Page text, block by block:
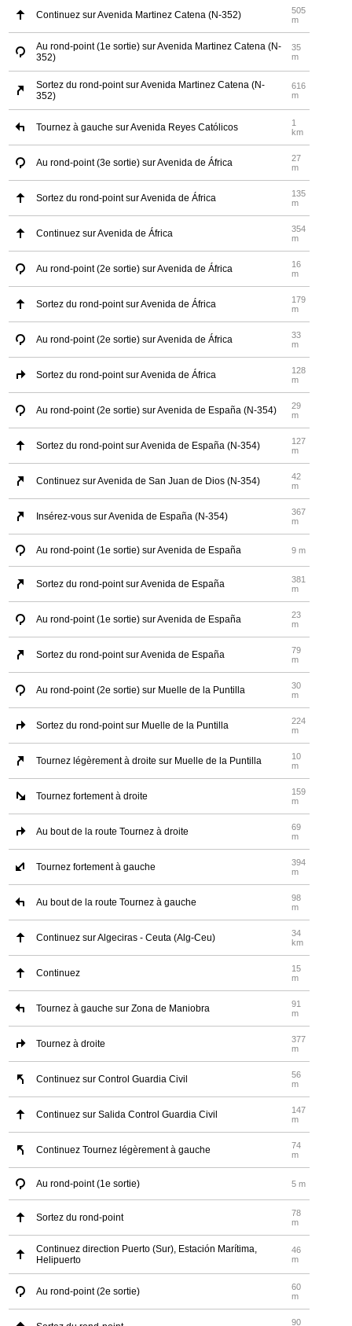
Continuez sur Avenida Martinez Catena (N-352)
505
m
Au rond-point (1e sortie) sur Avenida Martinez Catena (N-
352)
35
m
Sortez du rond-point sur Avenida Martinez Catena (N-
352)
616
m
Tournez à gauche sur Avenida Reyes Católicos
1
km
Au rond-point (3e sortie) sur Avenida de África
27
m
Sortez du rond-point sur Avenida de África
135
m
Continuez sur Avenida de África
354
m
Au rond-point (2e sortie) sur Avenida de África
16
m
Sortez du rond-point sur Avenida de África
179
m
Au rond-point (2e sortie) sur Avenida de África
33
m
Sortez du rond-point sur Avenida de África
128
m
Au rond-point (2e sortie) sur Avenida de España (N-354)
29
m
Sortez du rond-point sur Avenida de España (N-354)
127
m
Continuez sur Avenida de San Juan de Dios (N-354)
42
m
Insérez-vous sur Avenida de España (N-354)
367
m
Au rond-point (1e sortie) sur Avenida de España 9 m
Sortez du rond-point sur Avenida de España
381
m
Au rond-point (1e sortie) sur Avenida de España
23
m
Sortez du rond-point sur Avenida de España
79
m
Au rond-point (2e sortie) sur Muelle de la Puntilla
30
m
Sortez du rond-point sur Muelle de la Puntilla
224
m
Tournez légèrement à droite sur Muelle de la Puntilla
10
m
Tournez fortement à droite
159
m
Au bout de la route Tournez à droite
69
m
Tournez fortement à gauche
394
m
Au bout de la route Tournez à gauche
98
m
Continuez sur Algeciras - Ceuta (Alg-Ceu)
34
km
Continuez
15
m
Tournez à gauche sur Zona de Maniobra
91
m
Tournez à droite
377
m
Continuez sur Control Guardia Civil
56
m
Continuez sur Salida Control Guardia Civil
147
m
Continuez Tournez légèrement à gauche
74
m
Au rond-point (1e sortie) 5 m
Sortez du rond-point
78
m
Continuez direction Puerto (Sur), Estación Marítima,
Helipuerto
46
m
Au rond-point (2e sortie)
60
m
90